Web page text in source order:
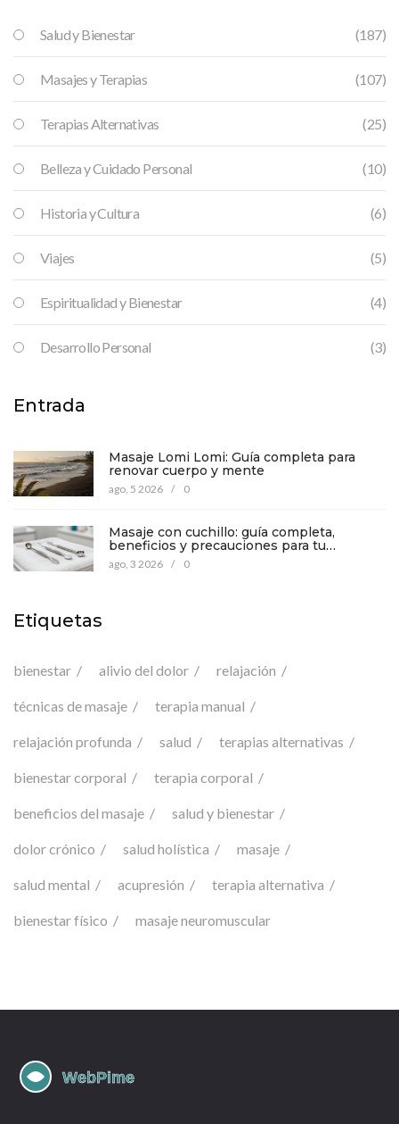
Salud y Bienestar (187)
Masajes y Terapias (107)
Terapias Alternativas (25)
Belleza y Cuidado Personal (10)
Historia y Cultura (6)
Viajes (5)
Espiritualidad y Bienestar (4)
Desarrollo Personal (3)
Entrada
Masaje Lomi Lomi: Guía completa para
renovar cuerpo y mente
ago, 5 2026 / 0
Masaje con cuchillo: guía completa,
beneficios y precauciones para tu
bienestar
ago, 3 2026 / 0
Etiquetas
bienestar alivio del dolor relajación
técnicas de masaje terapia manual
relajación profunda salud terapias alternativas
bienestar corporal terapia corporal
beneficios del masaje salud y bienestar
dolor crónico salud holística masaje
salud mental acupresión terapia alternativa
bienestar físico masaje neuromuscular